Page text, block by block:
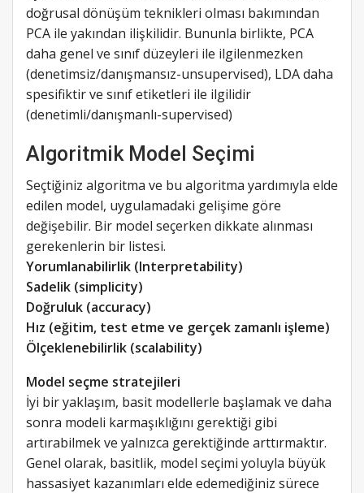
doğrusal dönüşüm teknikleri olması bakımından
PCA ile yakından ilişkilidir. Bununla birlikte, PCA
daha genel ve sınıf düzeyleri ile ilgilenmezken
(denetimsiz/danışmansız-unsupervised), LDA daha
spesifiktir ve sınıf etiketleri ile ilgilidir
(denetimli/danışmanlı-supervised)
Algoritmik Model Seçimi
Seçtiğiniz algoritma ve bu algoritma yardımıyla elde
edilen model, uygulamadaki gelişime göre
değişebilir. Bir model seçerken dikkate alınması
gerekenlerin bir listesi.
Yorumlanabilirlik (Interpretability)
Sadelik (simplicity)
Doğruluk (accuracy)
Hız (eğitim, test etme ve gerçek zamanlı işleme)
Ölçeklenebilirlik (scalability)
Model seçme stratejileri
İyi bir yaklaşım, basit modellerle başlamak ve daha
sonra modeli karmaşıklığını gerektiği gibi
artırabilmek ve yalnızca gerektiğinde arttırmaktır.
Genel olarak, basitlik, model seçimi yoluyla büyük
hassasiyet kazanımları elde edemediğiniz sürece